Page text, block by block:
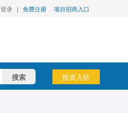
登录 | 免费注册 项目招商入口
搜索 投资入驻